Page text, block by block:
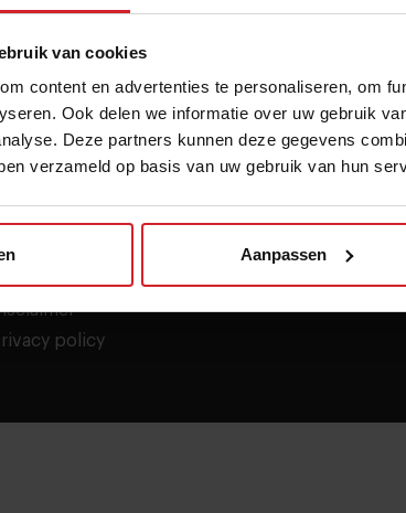
van cookies
content en advertenties te personaliseren, om
Ook delen we informatie over uw gebruik
Deze partners kunnen deze gegevens
verzameld op basis van uw gebruik van hun
Aanpassen
informatie
ons
policy
Contact
Adres
Frisopark 2
6711 WZ